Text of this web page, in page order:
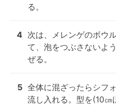
る。
4 次は、メレンゲのボウ
て、泡をつぶさないよ
ぜる。
5 全体に混ざったらシフ
流し入れる。型を(10㎝